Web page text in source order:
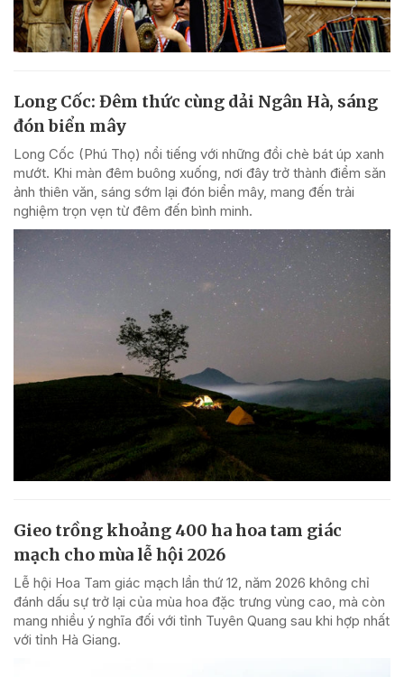
Long Cốc: Đêm thức cùng dải Ngân Hà, sáng
đón biển mây
Long Cốc (Phú Thọ) nổi tiếng với những đồi chè bát úp xanh
mướt. Khi màn đêm buông xuống, nơi đây trở thành điểm săn
ảnh thiên văn, sáng sớm lại đón biển mây, mang đến trải
nghiệm trọn vẹn từ đêm đến bình minh.
Gieo trồng khoảng 400 ha hoa tam giác
mạch cho mùa lễ hội 2026
Lễ hội Hoa Tam giác mạch lần thứ 12, năm 2026 không chỉ
đánh dấu sự trở lại của mùa hoa đặc trưng vùng cao, mà còn
mang nhiều ý nghĩa đối với tỉnh Tuyên Quang sau khi hợp nhất
với tỉnh Hà Giang.